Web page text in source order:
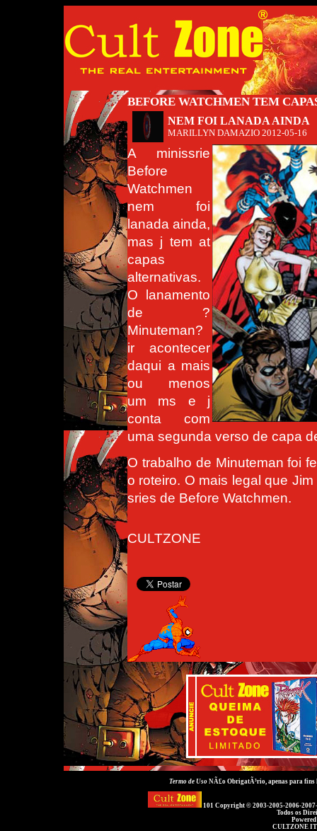
BEFORE WATCHMEN TEM
NEM FOI LANADA AINDA
MARILLYN DAMAZIO 2012-05-16
A minissrie
Before
Watchmen
nem foi
lanada ainda,
mas j tem at
capas
alternativas.
O lanamento
de ?
Minuteman?
ir acontecer
daqui a mais
ou menos
um ms e j
conta com
uma segunda verso de capa
O trabalho de Minuteman foi
o roteiro. O mais legal que
sries de Before Watchmen.
CULTZONE
Termo de UsoNÃ£o ObrigatÃ³rio, apenas para
101 Copyright © 2003-2005-2006-
Todos os
CULTZONE